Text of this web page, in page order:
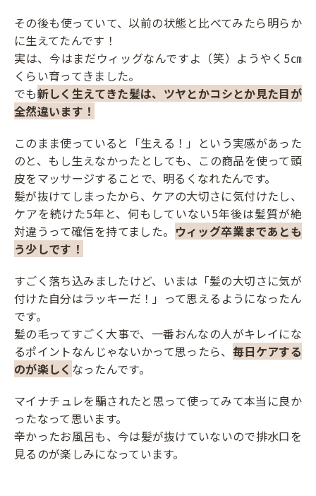
その後も使っていて、以前の状態と比べてみたら明らか
に生えてたんです！
実は、今はまだウィッグなんですよ（笑）ようやく5㎝
くらい育ってきました。
でも新しく生えてきた髪は、ツヤとかコシとか見た目が
全然違います！
このまま使っていると「生える！」という実感があった
のと、もし生えなかったとしても、この商品を使って頭
皮をマッサージすることで、明るくなれたんです。
髪が抜けてしまったから、ケアの大切さに気付けたし、
ケアを続けた5年と、何もしていない5年後は髪質が絶
対違うって確信を持てました。 ウィッグ卒業まであとも
う少しです！
すごく落ち込みましたけど、いまは「髪の大切さに気が
付けた自分はラッキーだ！」って思えるようになったん
です。
髪の毛ってすごく大事で、一番おんなの人がキレイにな
るポイントなんじゃないかって思ったら、 毎日ケアする
のが楽しく なったんです。
マイナチュレを騙されたと思って使ってみて本当に良か
ったなって思います。
辛かったお風呂も、今は髪が抜けていないので排水口を
見るのが楽しみになっています。